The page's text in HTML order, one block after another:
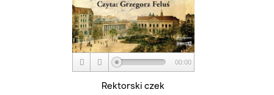
00:00
Rektorski czek